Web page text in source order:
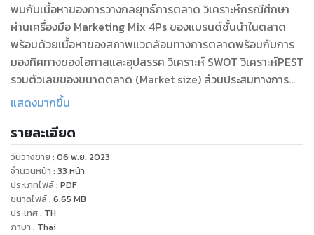
พบกับเนื้อหาของการวางกลยุทธ์การตลาด วิเคราะห์กรณีศึกษา
ผ่านเครื่องมือ Marketing Mix 4Ps ของแบรนด์ชั้นนำในตลาด
พร้อมด้วยเนื้อหาของสภาพแวดล้อมทางการตลาดพร้อมกับการ
มองทิศทางของโอกาสและอุปสรรค วิเคราะห์ SWOT วิเคราะห์PEST
รวมตัวเลขของขนาดตลาด (Market size) ส่วนประสมทางการ
ตลาด / กลยุทธ์ทางการตลาด ( Market Mixed / 4p's ) และแนว
แสดงมากขึ้น
รายละเอียด
วันวางขาย : 06 พ.ย. 2023
จำนวนหน้า : 33 หน้า
ประเภทไฟล์: PDF
ขนาดไฟล์: 6.65 MB
ประเทศ: TH
ภาษา : Thai